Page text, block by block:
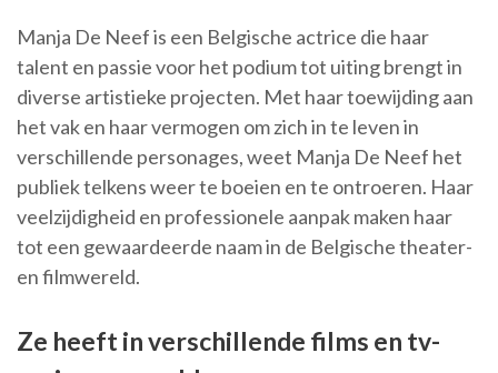
Manja De Neef is een Belgische actrice die haar
talent en passie voor het podium tot uiting brengt in
diverse artistieke projecten. Met haar toewijding aan
het vak en haar vermogen om zich in te leven in
verschillende personages, weet Manja De Neef het
publiek telkens weer te boeien en te ontroeren. Haar
veelzijdigheid en professionele aanpak maken haar
tot een gewaardeerde naam in de Belgische theater-
en filmwereld.
Ze heeft in verschillende films en tv-